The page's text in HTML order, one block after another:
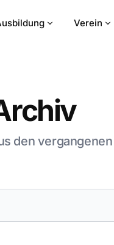
Verein
den vergangenen